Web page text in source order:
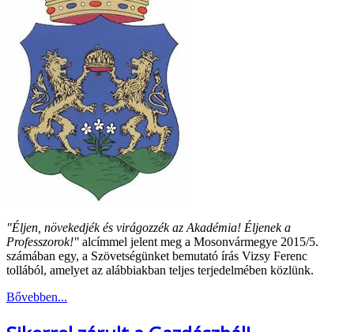
"Éljen, növekedjék és virágozzék az Akadémia! Éljenek a
Professzorok!" alcímmel jelent meg a Mosonvármegye 2015/5.
számában egy, a Szövetségünket bemutató írás Vizsy Ferenc
tollából, amelyet az alábbiakban teljes terjedelmében közlünk.
Bővebben...